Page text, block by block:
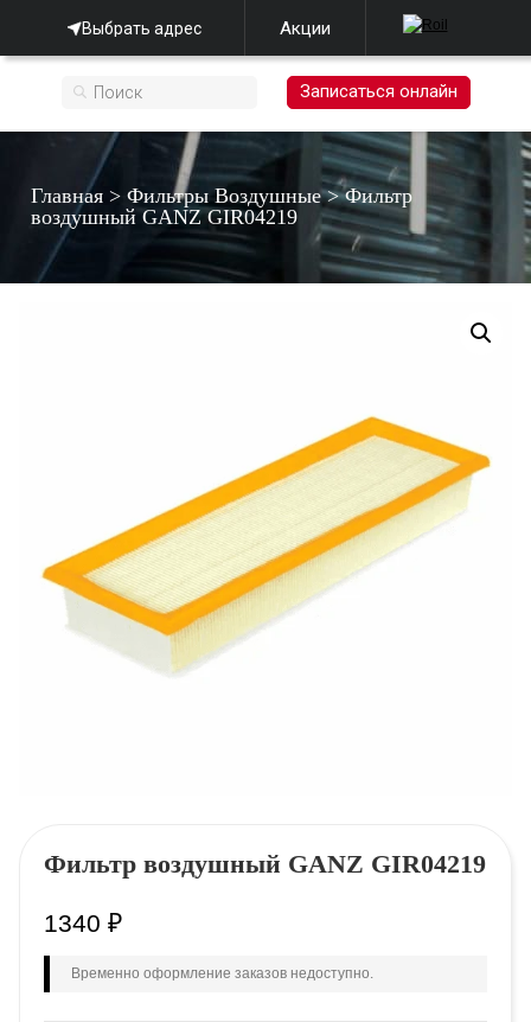
Выбрать адрес Акции
Записаться онлайн
Главная >Фильтры Воздушные>Фильтр
воздушный GANZ GIR04219
Фильтр воздушный GANZ GIR04219
1340 ₽
Временно оформление заказов недоступно.